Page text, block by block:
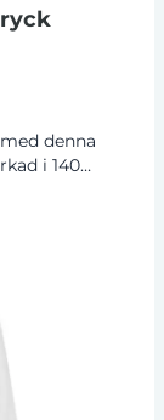
denna
i 140
tack
finns för
är ett